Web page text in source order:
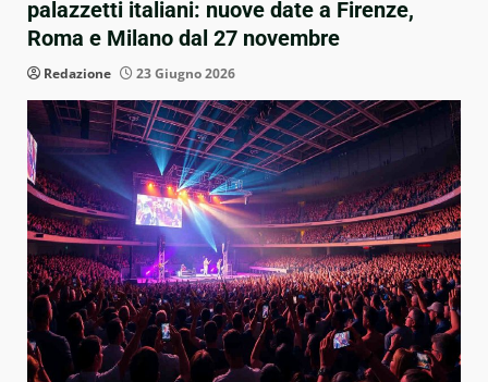
palazzetti italiani: nuove date a Firenze,
Roma e Milano dal 27 novembre
Redazione 23 Giugno 2026